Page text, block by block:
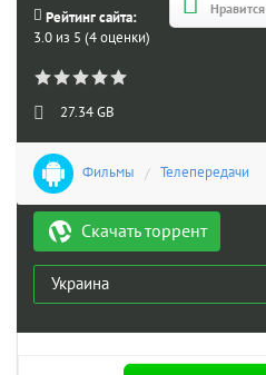
Нравится
Рейтинг сайта:
3.0 из 5 (4 оценки)
27.34 GB
Фильмы / Телепередачи
Скачать торрент
Украина